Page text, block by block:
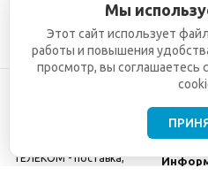
ТЕЛЕКОМ - поставка,
Мы
Этот сайт использует
работы и повышения
просмотр, вы соглашаетесь